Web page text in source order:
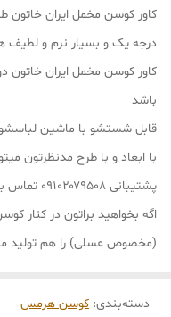
کاور کوسن مخمل ایران خاتون
درجه یک و بسیار نرم و
کاور کوسن مخمل ایران
باشد
قابل شستشو با ماشین
با ابعاد و با طرح مدنظرتون
پشتیبانی ۰۹۱۰۲۰۷۹۵۰۸ تماس بگیرید.
اگه بخواهید براتون در کنار
(مخصوص عسلی) را هم تولید
دسته‌بندی: کوسن هرمس